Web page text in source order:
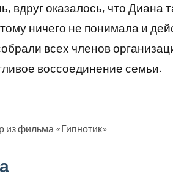
вдруг оказалось, что Диана
ничего не понимала и
всех членов
воссоединение семьи.
из фильма «Гипнотик»